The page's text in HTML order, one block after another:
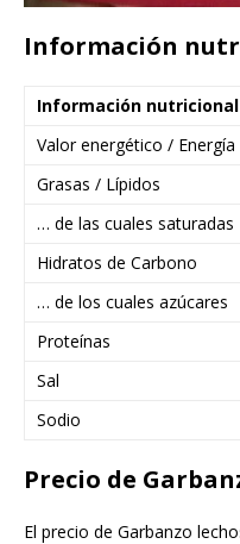
Información
Información nutricional
Valor energético / Energía
Grasas / Lípidos
… de las cuales saturadas
Hidratos de Carbono
… de los cuales azúcares
Proteínas
Sal
Sodio
Precio de
El precio de Garbanzo